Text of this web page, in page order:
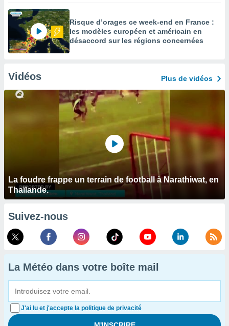
Risque d’orages ce week-end en France :
les modèles européen et américain en
désaccord sur les régions concernées
Vidéos Plus de vidéos
La foudre frappe un terrain de football à Narathiwat, en
Thaïlande.
Suivez-nous
La Météo dans votre boîte mail
J'ai lu et j'accepte la politique de privacité